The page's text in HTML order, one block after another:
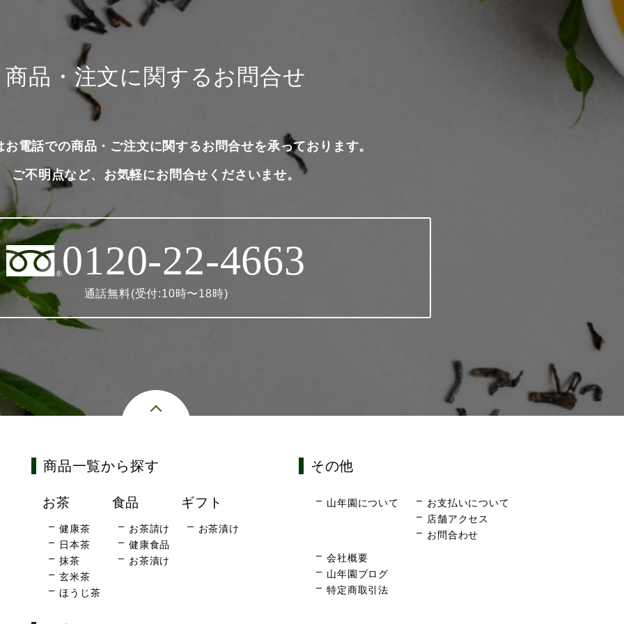
商品・注文に関するお問合せ
お電話での商品・ご注文に関するお問合せを承っております。
ご不明点など、お気軽にお問合せくださいませ。
0120-22-4663
通話無料(受付:10時〜18時)
商品一覧から探す
お茶
健康茶
日本茶
抹茶
玄米茶
ほうじ茶
食品
お茶請け
健康食品
お茶漬け
ギフト
お茶漬け
その他
山年園について
お支払いについて
店舗アクセス
お問合わせ
会社概要
山年園ブログ
特定商取引法